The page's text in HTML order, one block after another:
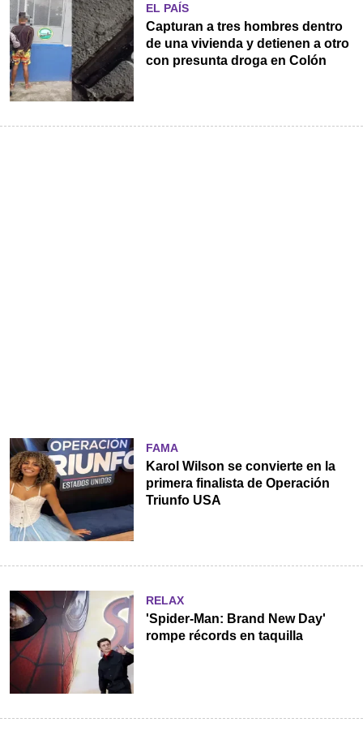
EL PAÍS
Capturan a tres hombres dentro
de una vivienda y detienen a otro
con presunta droga en Colón
FAMA
Karol Wilson se convierte en la
primera finalista de Operación
Triunfo USA
RELAX
'Spider-Man: Brand New Day'
rompe récords en taquilla